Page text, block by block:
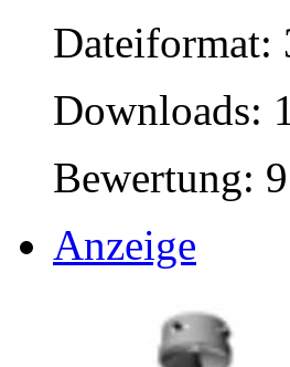
Dateiformat:
Downloads:
Bewertung:
Anzeige